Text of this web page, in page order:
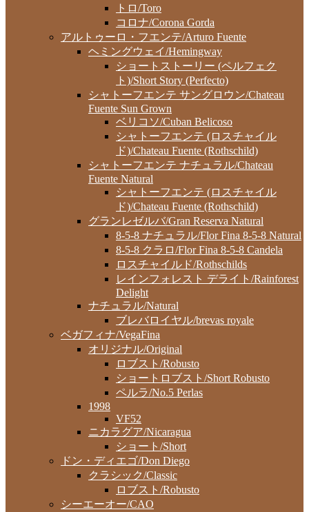
トロ/Toro
コロナ/Corona Gorda
アルトゥーロ・フエンテ/Arturo Fuente
ヘミングウェイ/Hemingway
ショートストーリー (ペルフェク
ト)/Short Story (Perfecto)
シャトーフエンテ サングロウン/Chateau
Fuente Sun Grown
ベリコソ/Cuban Belicoso
シャトーフエンテ (ロスチャイル
ド)/Chateau Fuente (Rothschild)
シャトーフエンテ ナチュラル/Chateau
Fuente Natural
シャトーフエンテ (ロスチャイル
ド)/Chateau Fuente (Rothschild)
グランレゼルバ/Gran Reserva Natural
8-5-8 ナチュラル/Flor Fina 8-5-8 Natural
8-5-8 クラロ/Flor Fina 8-5-8 Candela
ロスチャイルド/Rothschilds
レインフォレスト デライト/Rainforest
Delight
ナチュラル/Natural
ブレバロイヤル/brevas royale
ベガフィナ/VegaFina
オリジナル/Original
ロブスト/Robusto
ショートロブスト/Short Robusto
ペルラ/No.5 Perlas
1998
VF52
ニカラグア/Nicaragua
ショート/Short
ドン・ディエゴ/Don Diego
クラシック/Classic
ロブスト/Robusto
シーエーオー/CAO